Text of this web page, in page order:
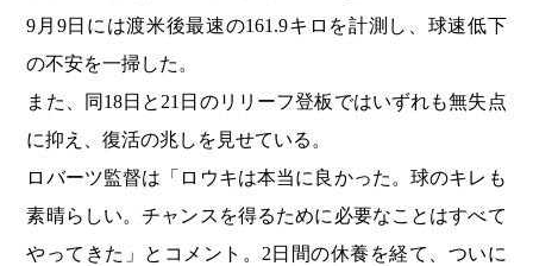
9月9日には渡米後最速の161.9キロを計測し、球速低下
の不安を一掃した。
また、同18日と21日のリリーフ登板ではいずれも無失点
に抑え、復活の兆しを見せている。
ロバーツ監督は「ロウキは本当に良かった。球のキレも
素晴らしい。チャンスを得るために必要なことはすべて
やってきた」とコメント。2日間の休養を経て、ついに